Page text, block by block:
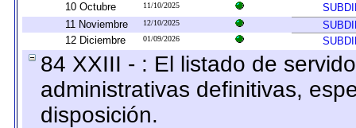
10 Octubre
11/10/2025
11 Noviembre
12/10/2025
12 Diciembre
01/09/2026
84 XXIII - : El listado de
administrativas definitivas,
disposición.